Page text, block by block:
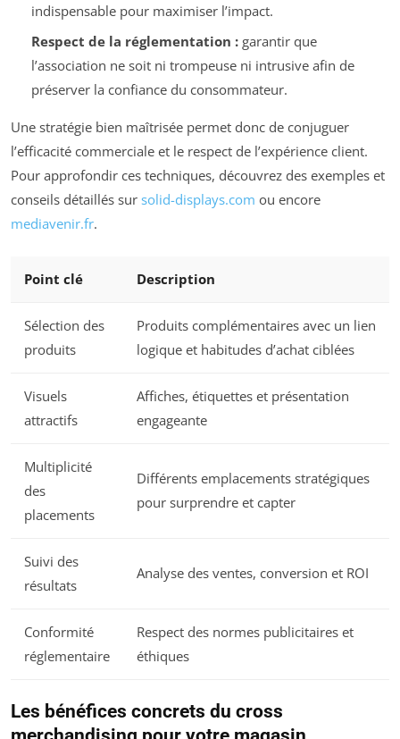
indispensable pour maximiser l’impact.
Respect de la réglementation :garantir que
l’association ne soit ni trompeuse ni intrusive afin de
préserver la confiance du consommateur.
Une stratégie bien maîtrisée permet donc de conjuguer
l’efficacité commerciale et le respect de l’expérience client.
Pour approfondir ces techniques, découvrez des exemples et
conseils détaillés sur solid-displays.com ou encore
mediavenir.fr.
Point clé Description
Sélection des
produits
Produits complémentaires avec un lien
logique et habitudes d’achat ciblées
Visuels
attractifs
Affiches, étiquettes et présentation
engageante
Multiplicité
des
placements
Différents emplacements stratégiques
pour surprendre et capter
Suivi des
résultats
Analyse des ventes, conversion et ROI
Conformité
réglementaire
Respect des normes publicitaires et
éthiques
Les bénéfices concrets du cross